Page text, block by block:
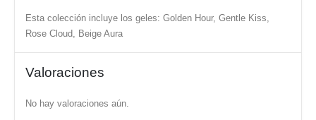
Esta colección incluye los geles: Golden Hour, Gentle Kiss,
Rose Cloud, Beige Aura
Valoraciones
No hay valoraciones aún.